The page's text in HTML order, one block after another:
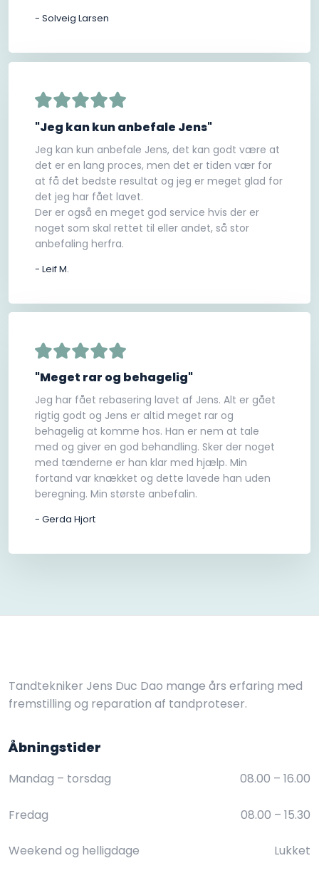
- Solveig Larsen
"Jeg kan kun anbefale Jens"
Jeg kan kun anbefale Jens, det kan godt være at
det er en lang proces, men det er tiden vær for
at få det bedste resultat og jeg er meget glad for
det jeg har fået lavet.
Der er også en meget god service hvis der er
noget som skal rettet til eller andet, så stor
anbefaling herfra.
- Leif M.
"Meget rar og behagelig"
Jeg har fået rebasering lavet af Jens. Alt er gået
rigtig godt og Jens er altid meget rar og
behagelig at komme hos. Han er nem at tale
med og giver en god behandling. Sker der noget
med tænderne er han klar med hjælp. Min
fortand var knækket og dette lavede han uden
beregning. Min største anbefalin.
- Gerda Hjort
Tandtekniker Jens Duc Dao mange års erfaring med
fremstilling og reparation af tandproteser.
Åbningstider​
Mandag – torsdag 08.00 – 16.00​
Fredag 08.00 – 15.30​
Weekend og helligdage Lukket